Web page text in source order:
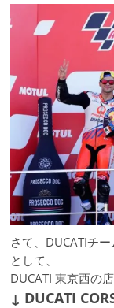
さて、DUCATIチ
として、
DUCATI 東京西の
↓ DUCATI